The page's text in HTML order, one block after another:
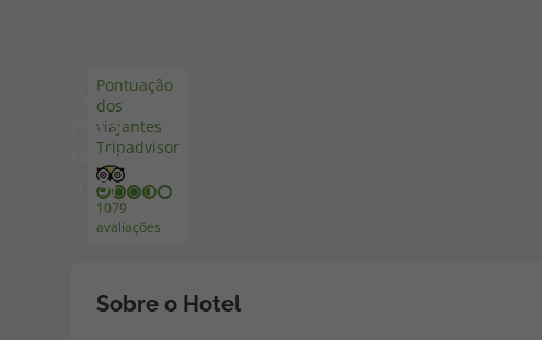
Disneyland ® Paris
Pontuação
dos
viajantes
Tripadvisor
1079
avaliações
Ver
mais
fotos
(25)
Sobre o Hotel